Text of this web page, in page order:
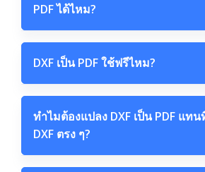
PDF ได้ไหม?
DXF เป็น PDF ใช้ฟรีไหม?
ทำไมต้องแปลง DXF เป็น PDF แท
DXF ตรง ๆ?